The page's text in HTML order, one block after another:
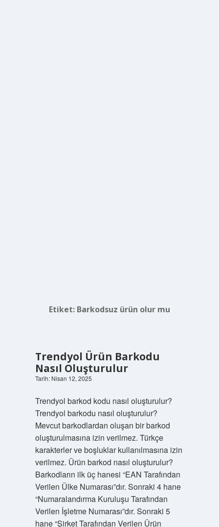
Etiket: Barkodsuz ürün olur mu
Trendyol Ürün Barkodu
Nasıl Oluşturulur
Tarih: Nisan 12, 2025
Trendyol barkod kodu nasıl oluşturulur?
Trendyol barkodu nasıl oluşturulur?
Mevcut barkodlardan oluşan bir barkod
oluşturulmasına izin verilmez. Türkçe
karakterler ve boşluklar kullanılmasına izin
verilmez. Ürün barkod nasıl oluşturulur?
Barkodların ilk üç hanesi “EAN Tarafından
Verilen Ülke Numarası”dır. Sonraki 4 hane
“Numaralandırma Kuruluşu Tarafından
Verilen İşletme Numarası”dır. Sonraki 5
hane “Şirket Tarafından Verilen Ürün